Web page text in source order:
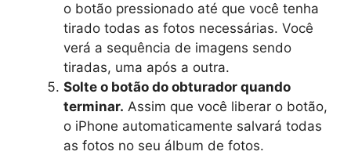
o botão pressionado até que você tenha
tirado todas as fotos necessárias. Você
verá a sequência de imagens sendo
tiradas, uma após a outra.
Solte o botão do obturador quando
terminar. Assim que você liberar o botão,
o iPhone automaticamente salvará todas
as fotos no seu álbum de fotos.